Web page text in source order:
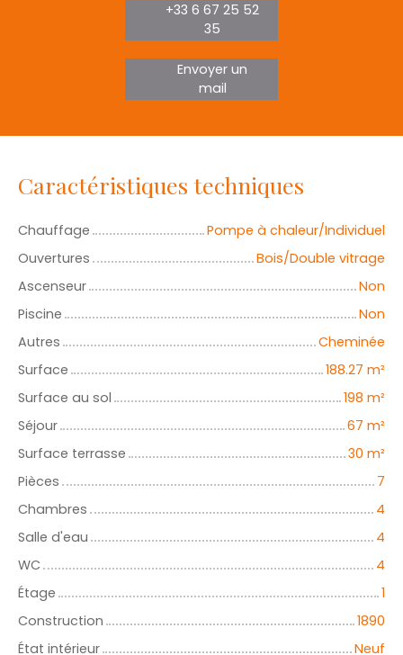
+33 6 67 25 52
35
Envoyer un
mail
Caractéristiques techniques
Chauffage
Pompe à chaleur/Individuel
Ouvertures
Bois/Double vitrage
Ascenseur
Non
Piscine
Non
Autres
Cheminée
Surface
188.27 m²
Surface au sol
198 m²
Séjour
67 m²
Surface terrasse
30 m²
Pièces
7
Chambres
4
Salle d'eau
4
WC
4
Étage
1
Construction
1890
État intérieur
Neuf